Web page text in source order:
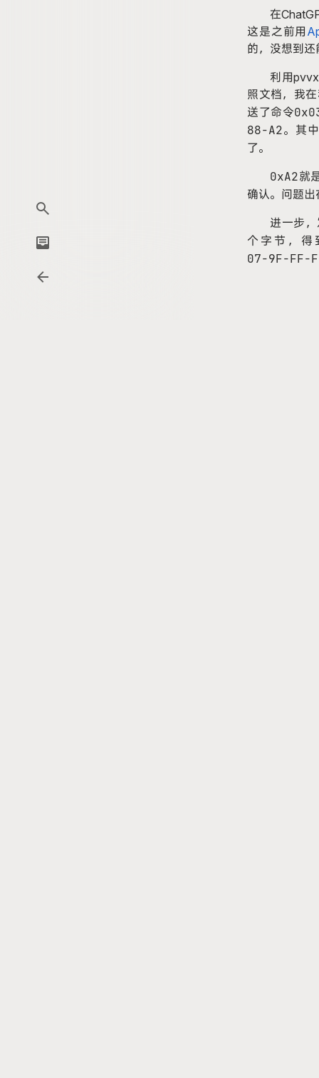
在Chat
这是之前用
的，没想到
利用
照文档，我
送了命令
88-A2。其
了。
0xA2就
确认。问题出
进一步
个字节，得
07-9F-FF-